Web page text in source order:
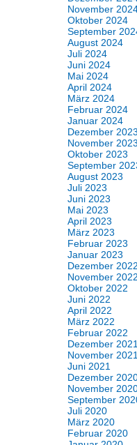
November
Oktober 2024
September
August 2024
Juli 2024
Juni 2024
Mai 2024
April 2024
März 2024
Februar 2024
Januar 2024
Dezember 2023
November 2023
Oktober 2023
September
August 2023
Juli 2023
Juni 2023
Mai 2023
April 2023
März 2023
Februar 2023
Januar 2023
Dezember 2022
November 2022
Oktober 2022
Juni 2022
April 2022
März 2022
Februar 2022
Dezember 2021
November 2021
Juni 2021
Dezember
November
September
Juli 2020
März 2020
Februar 2020